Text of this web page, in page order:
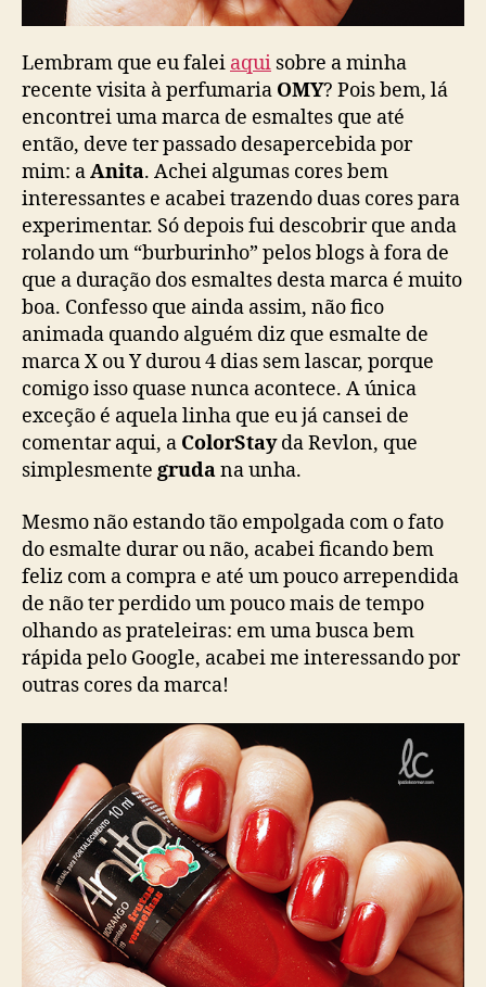
Lembram que eu falei aqui sobre a minha
recente visita à perfumaria OMY? Pois bem, lá
encontrei uma marca de esmaltes que até
então, deve ter passado desapercebida por
mim: aAnita. Achei algumas cores bem
interessantes e acabei trazendo duas cores para
experimentar. Só depois fui descobrir que anda
rolando um “burburinho” pelos blogs à fora de
que a duração dos esmaltes desta marca é muito
boa. Confesso que ainda assim, não fico
animada quando alguém diz que esmalte de
marca X ou Y durou 4 dias sem lascar, porque
comigo isso quase nunca acontece. A única
exceção é aquela linha que eu já cansei de
comentar aqui, a ColorStayda Revlon, que
simplesmente grudana unha.
Mesmo não estando tão empolgada com o fato
do esmalte durar ou não, acabei ficando bem
feliz com a compra e até um pouco arrependida
de não ter perdido um pouco mais de tempo
olhando as prateleiras: em uma busca bem
rápida pelo Google, acabei me interessando por
outras cores da marca!